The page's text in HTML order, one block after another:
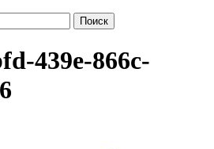
439e-866c-